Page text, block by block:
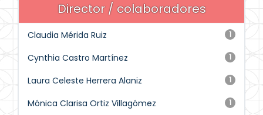
Director / colaboradores
1
Claudia Mérida Ruiz
1
Cynthia Castro Martínez
1
Laura Celeste Herrera Alaniz
1
Mónica Clarisa Ortiz Villagómez